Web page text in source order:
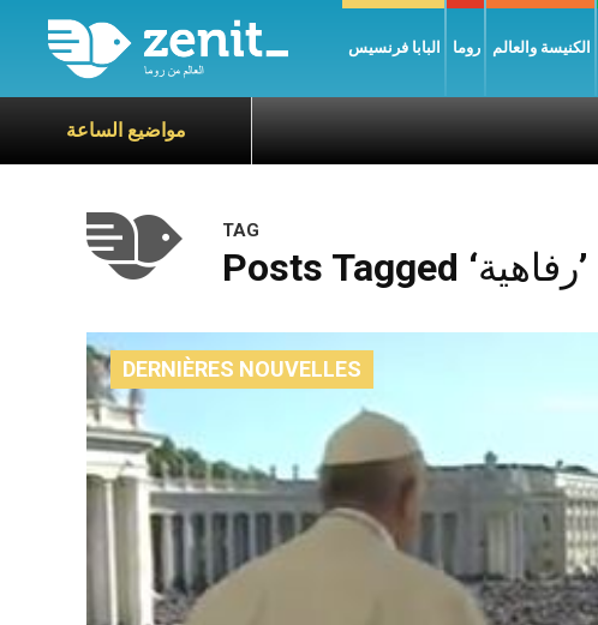
البابا فرنسيس روما الكنيسة والعالم
مواضيع الساعة
TAG
Posts Tagged ‘رفاهية’
DERNIÈRES NOUVELLES